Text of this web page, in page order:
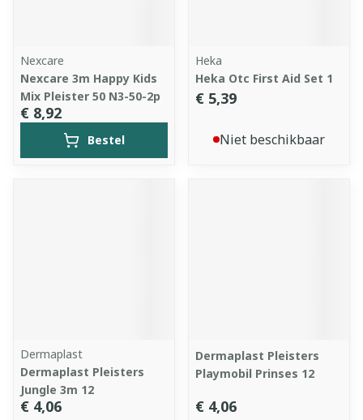
Nexcare
Nexcare 3m Happy Kids
Mix Pleister 50 N3-50-2p
€ 8,92
Bestel
Heka
Heka Otc First Aid Set 1
€ 5,39
Niet beschikbaar
Dermaplast
Dermaplast Pleisters
Jungle 3m 12
€ 4,06
Dermaplast Pleisters
Playmobil Prinses 12
€ 4,06